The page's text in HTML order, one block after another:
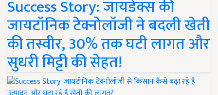
Success Story: जायडेक्स की
जायटॉनिक टेक्नोलॉजी ने बदली खेती
की तस्वीर, 30% तक घटी लागत और
सुधरी मिट्टी की सेहत!